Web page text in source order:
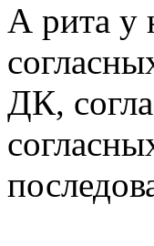
А рита у
ДК,